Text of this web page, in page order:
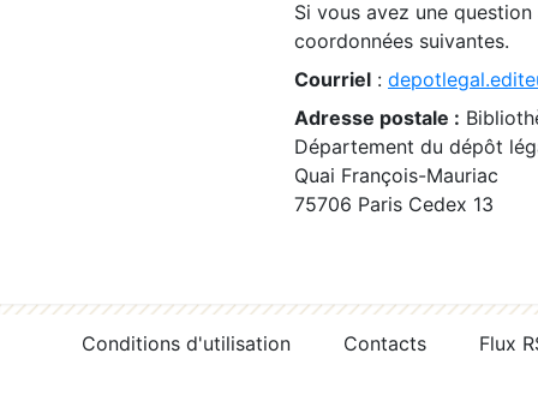
Si vous avez une
coordonnées suivantes.
Courriel :
Adresse postale :
Département du dépôt
Quai François-Mauriac
75706 Paris Cedex 13
Conditions d'utilisation Contacts Flux